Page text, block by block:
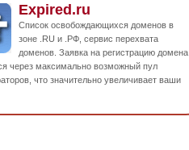
Expired.ru
Список освобождающихся доменов в
зоне .RU и .РФ, сервис перехвата
доменов. Заявка на регистрацию домена
через максимально возможный пул
что значительно увеличивает ваши